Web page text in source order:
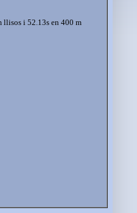
llisos i 52.13s en 400 m